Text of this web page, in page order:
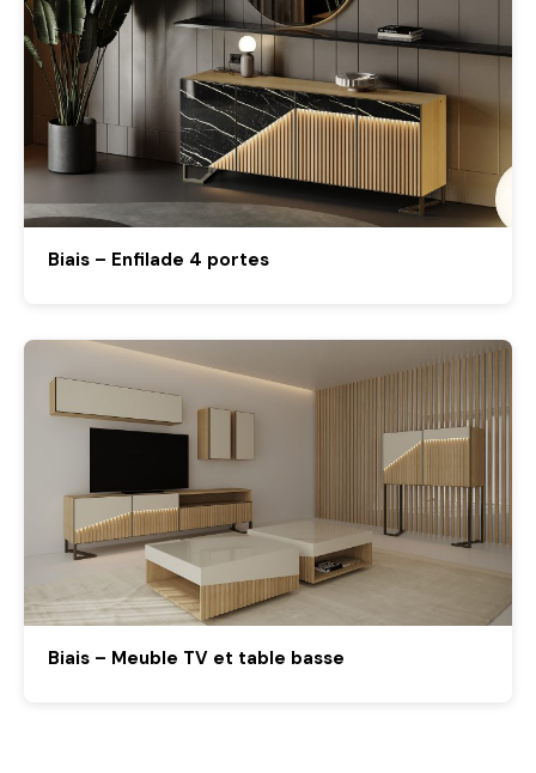
Biais – Enfilade 4 portes
Biais – Meuble TV et table basse